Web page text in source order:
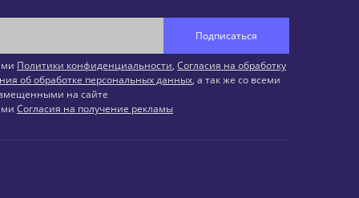
Подписаться
Политики конфиденциальности, Согласия на обработку
об обработке персональных данных, а так же со всеми
на сайте
Согласия на получение рекламы